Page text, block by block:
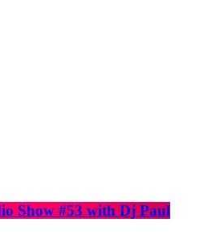
Show #53 with Dj Paul